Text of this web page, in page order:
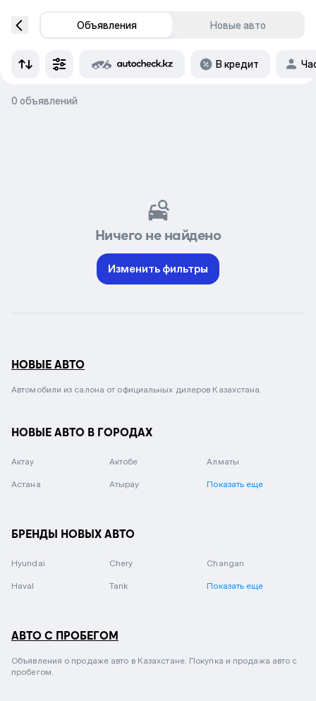
Объявления Новые авто
В кредит
0 объявлений
Ничего не найдено
Изменить фильтры
НОВЫЕ АВТО
Автомобили из салона от официальных дилеров Казахстана.
НОВЫЕ АВТО В ГОРОДАХ
Актау Актобе Алматы
Астана Атырау Показать еще
БРЕНДЫ НОВЫХ АВТО
Hyundai Chery Changan
Haval Tank Показать еще
АВТО С ПРОБЕГОМ
Объявления о продаже авто в Казахстане. Покупка и продажа авто с
пробегом.